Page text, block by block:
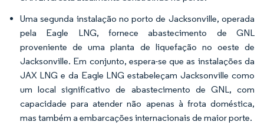
Uma segunda instalação no porto de Jacksonville, operada
pela Eagle LNG, fornece abastecimento de GNL
proveniente de uma planta de liquefação no oeste de
Jacksonville. Em conjunto, espera-se que as instalações da
JAX LNG e da Eagle LNG estabeleçam Jacksonville como
um local significativo de abastecimento de GNL, com
capacidade para atender não apenas à frota doméstica,
mas também a embarcações internacionais de maior porte.